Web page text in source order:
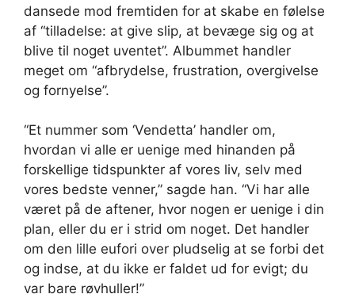
dansede mod fremtiden for at skabe en følelse
af “tilladelse: at give slip, at bevæge sig og at
blive til noget uventet”. Albummet handler
meget om “afbrydelse, frustration, overgivelse
og fornyelse”.
“Et nummer som ‘Vendetta’ handler om,
hvordan vi alle er uenige med hinanden på
forskellige tidspunkter af vores liv, selv med
vores bedste venner,” sagde han. “Vi har alle
været på de aftener, hvor nogen er uenige i din
plan, eller du er i strid om noget. Det handler
om den lille eufori over pludselig at se forbi det
og indse, at du ikke er faldet ud for evigt; du
var bare røvhuller!”